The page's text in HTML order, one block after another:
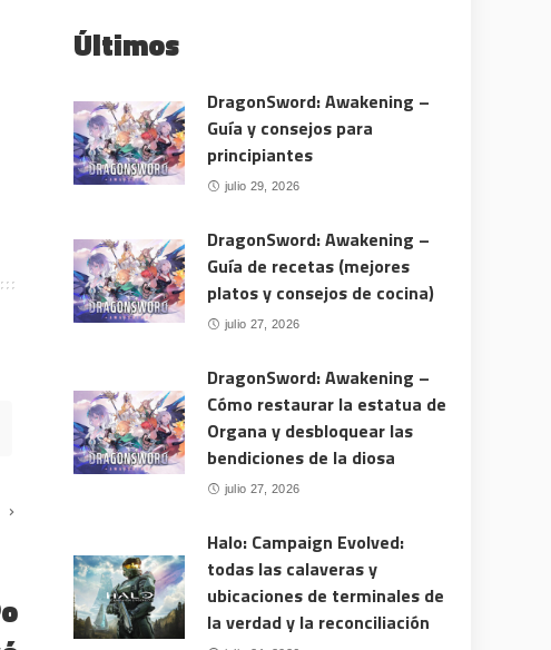
Últimos
DragonSword: Awakening –
Guía y consejos para
principiantes
julio 29, 2026
DragonSword: Awakening –
Guía de recetas (mejores
platos y consejos de cocina)
julio 27, 2026
DragonSword: Awakening –
Cómo restaurar la estatua de
Organa y desbloquear las
bendiciones de la diosa
julio 27, 2026
Halo: Campaign Evolved:
todas las calaveras y
ubicaciones de terminales de
la verdad y la reconciliación